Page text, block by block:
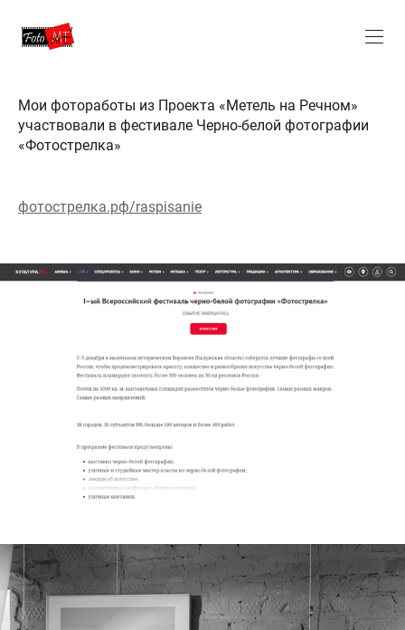
Мои фотоработы из Проекта «Метель на Речном»
участвовали в фестивале Черно-белой фотографии
«Фотострелка»
фотострелка.рф/raspisanie